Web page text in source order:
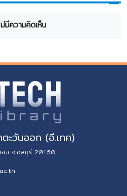
มีความคิดเห็น
ะวันออก (อี.เทค)
ง จ.ชลบุรี 20160